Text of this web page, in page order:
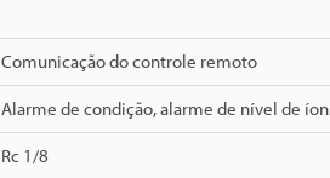
Comunicação do controle remoto
Alarme de condição, alarme de nível de
Rc 1/8